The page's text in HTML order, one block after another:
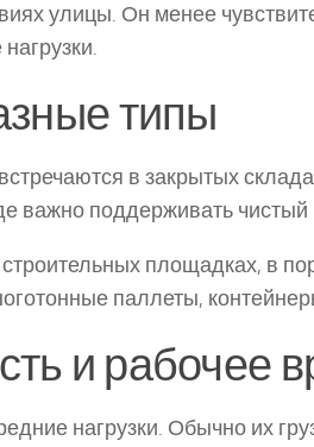
улицы. Он менее
типы
в закрытых
важно поддерживать
площадках, в
паллеты,
и рабочее
нагрузки. Обычно их